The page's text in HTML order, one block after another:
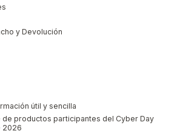
y Devolución
útil y sencilla
productos participantes del Cyber Day
2026